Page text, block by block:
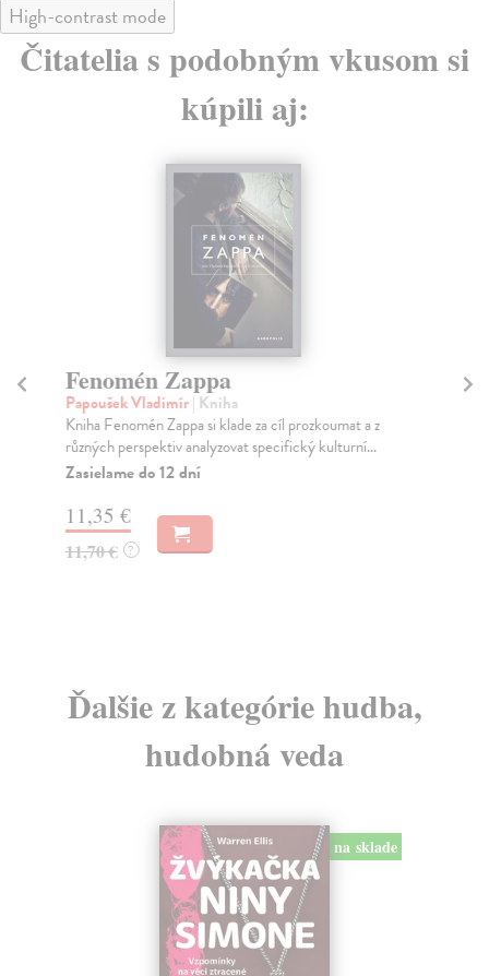
High-contrast mode
Čitatelia s podobným vkusom si
kúpili aj:
Fenomén Zappa
Papoušek Vladimír| Kniha
Kniha Fenomén Zappa si klade za cíl prozkoumat a z
různých perspektiv analyzovat specifický kulturní...
Zasielame do 12 dní
11,35 €
11,70 € ?
Ďalšie z kategórie hudba,
hudobná veda
na sklade